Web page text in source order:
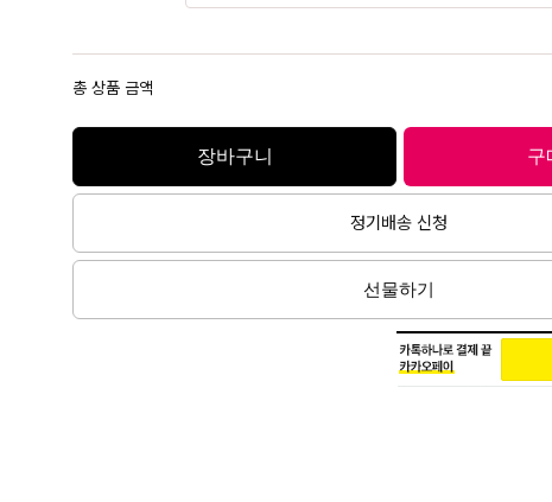
총 상품 금액
장바구니 구
정기배송 신청
선물하기